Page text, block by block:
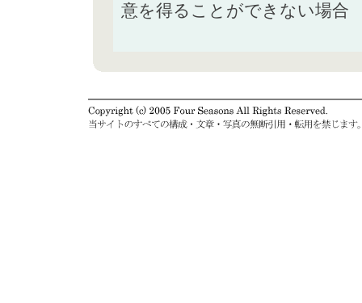
意を得ることができない場合